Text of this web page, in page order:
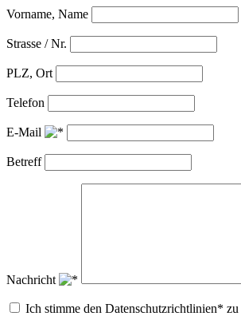
Vorname, Name
Strasse / Nr.
PLZ, Ort
Telefon
E-Mail
Betreff
Nachricht
Ich stimme den Datenschutzrichtlinien* zu